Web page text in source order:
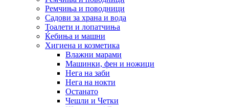
Ремчиња и поводници
Садови за храна и вода
Тоалети и лопатчиња
Ќебиња и машни
Хигиена и козметика
Влажни марами
Машинки, фен и ножици
Нега на заби
Нега на нокти
Останато
Чешли и Четки